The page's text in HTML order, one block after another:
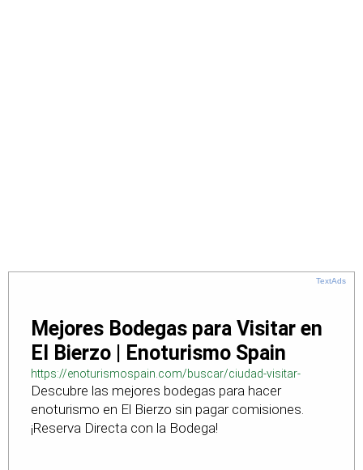
TextAds
Mejores Bodegas para Visitar en
El Bierzo | Enoturismo Spain
https://enoturismospain.com/buscar/ciudad-visitar-
bodegas-en-leon
Descubre las mejores bodegas para hacer
enoturismo en El Bierzo sin pagar comisiones.
¡Reserva Directa con la Bodega!